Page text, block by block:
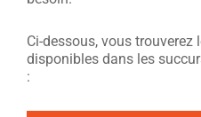
Ci-dessous, vous trouverez
disponibles dans les
: